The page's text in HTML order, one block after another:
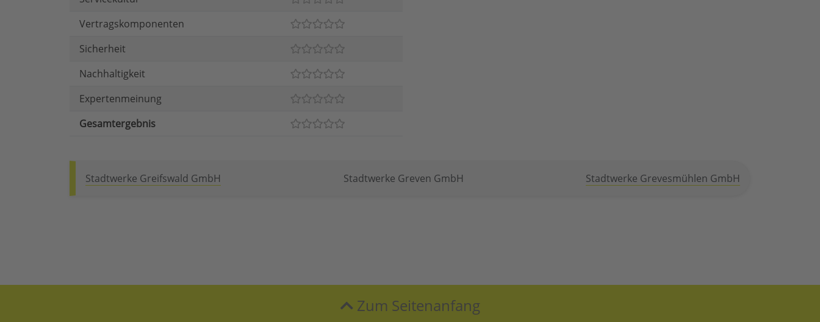
Vertragskomponenten
Sicherheit
Nachhaltigkeit
Expertenmeinung
Gesamtergebnis
Stadtwerke Greifswald GmbH Stadtwerke Greven GmbH Stadtwerke Grevesmühlen GmbH
Zum Seitenanfang